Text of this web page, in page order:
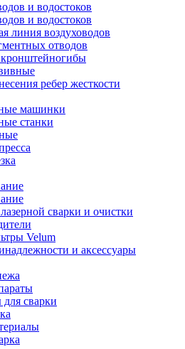
и водостоков
и водостоков
линия воздуховодов
отводов
ребер жесткости
машинки
станки
сварки и очистки
Velum
и аксессуары
сварки